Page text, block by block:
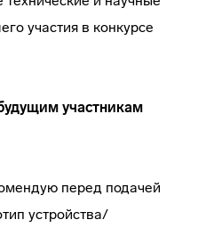
участия в конкурсе
участникам
перед подачей
устройства/